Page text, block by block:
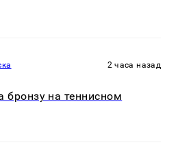
2 часа назад
бронзу на теннисном